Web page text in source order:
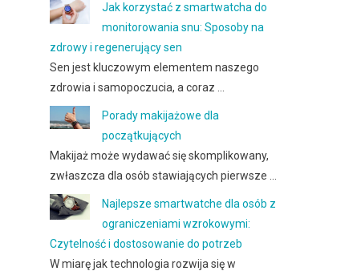
Jak korzystać z smartwatcha do
monitorowania snu: Sposoby na
zdrowy i regenerujący sen
Sen jest kluczowym elementem naszego
zdrowia i samopoczucia, a coraz …
Porady makijażowe dla
początkujących
Makijaż może wydawać się skomplikowany,
zwłaszcza dla osób stawiających pierwsze …
Najlepsze smartwatche dla osób z
ograniczeniami wzrokowymi:
Czytelność i dostosowanie do potrzeb
W miarę jak technologia rozwija się w